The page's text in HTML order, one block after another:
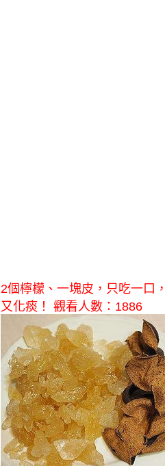
2個檸檬、一塊皮，只吃一口
又化痰！ 觀看人數：1886